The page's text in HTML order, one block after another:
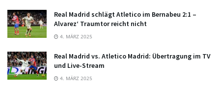
Real Madrid schlägt Atletico im Bernabeu 2:1 –
Alvarez‘ Traumtor reicht nicht
4. MÄRZ 2025
Real Madrid vs. Atletico Madrid: Übertragung im TV
und Live-Stream
4. MÄRZ 2025